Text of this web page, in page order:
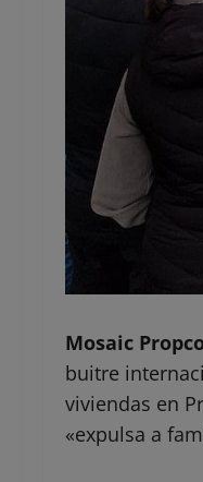
Mosaic
buitre
viviendas en
«expulsa a